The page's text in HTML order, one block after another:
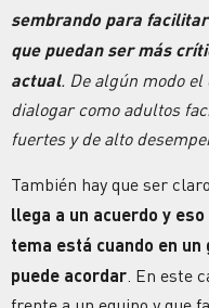
sembrando para
que puedan ser más
actual. De algún modo
dialogar como adultos
fuertes y de alto
También hay que ser
llega a un acuerdo y
tema está cuando en
puede acordar . En este